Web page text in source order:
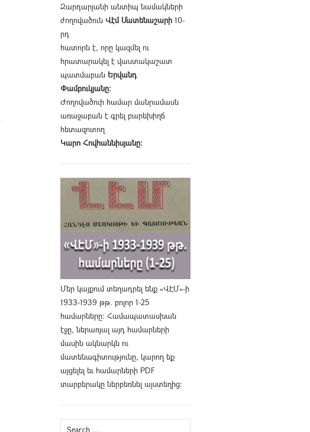
Զարդարյանի անտիպ նամակների
ժողովածուն Վէմ Մատենաշարի 10-
րդ
հատորն է, որը կազմել ու
հրատարակել է վաստակաշատ
պատմաբան Երվանդ
Փամբուկյանը։
Ժողովածուի համար մանրամասն
առաջաբան է գրել բարեխիղճ
հետազոտող
Կարո Հովհաննիսյանը։
Մեր կայքում տեղադրել ենք «ՎԷՄ»-ի
1933-1939 թթ. բոլոր 1-25
համարները։ Համապատասխան
էջը, ներառյալ այդ համարների
մասին ակնարկն ու
մատենագիտությունը, կարող եք
այցելել եւ համարների PDF
տարբերակը ներբեռնել այստեղից։
Search